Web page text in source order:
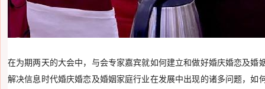
在为期两天的大会中，与会专家嘉宾就如何建立和做好婚庆婚恋及婚
解决信息时代婚庆婚恋及婚姻家庭行业在发展中出现的诸多问题，如